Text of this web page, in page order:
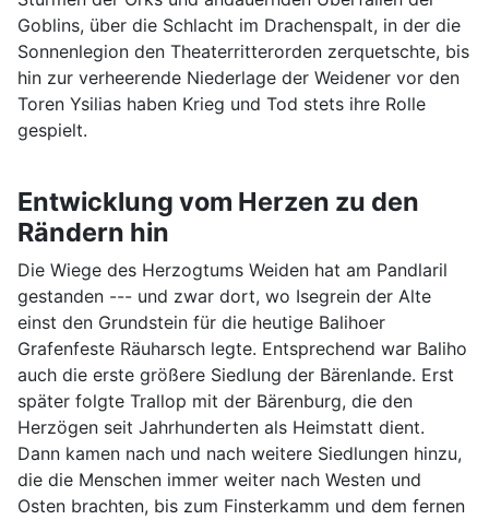
Goblins, über die Schlacht im Drachenspalt, in der die
Sonnenlegion den Theaterritterorden zerquetschte, bis
hin zur verheerende Niederlage der Weidener vor den
Toren Ysilias haben Krieg und Tod stets ihre Rolle
gespielt.
Entwicklung vom Herzen zu den
Rändern hin
Die Wiege des Herzogtums Weiden hat am Pandlaril
gestanden --- und zwar dort, wo Isegrein der Alte
einst den Grundstein für die heutige Balihoer
Grafenfeste Räuharsch legte. Entsprechend war Baliho
auch die erste größere Siedlung der Bärenlande. Erst
später folgte Trallop mit der Bärenburg, die den
Herzögen seit Jahrhunderten als Heimstatt dient.
Dann kamen nach und nach weitere Siedlungen hinzu,
die die Menschen immer weiter nach Westen und
Osten brachten, bis zum Finsterkamm und dem fernen